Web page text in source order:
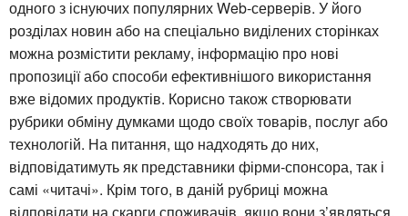
одного з існуючих популярних Web-серверів. У його
розділах новин або на спеціально виділених сторінках
можна розмістити рекламу, інформацію про нові
пропозиції або способи ефективнішого використання
вже відомих продуктів. Корисно також створювати
рубрики обміну думками щодо своїх товарів, послуг або
технологій. На питання, що надходять до них,
відповідатимуть як представники фірми-спонсора, так і
самі «читачі». Крім того, в даній рубриці можна
відповідати на скарги споживачів, якщо вони з’являться.